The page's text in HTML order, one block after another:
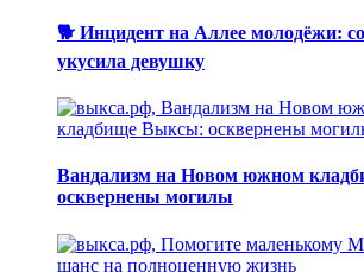
🐕 Инцидент на Аллее молодёжи:
укусила девушку
Вандализм на Новом южном
осквернены могилы